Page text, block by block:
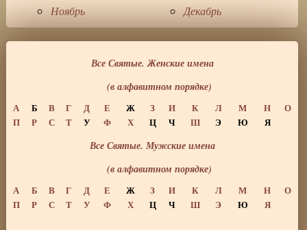
Ноябрь Декабрь
Все Святые. Женские имена
(в алфавитном порядке)
А Б В Г Д Е Ж З И К Л М Н
О
П
Р С Т У Ф Х Ц Ч Ш Э Ю Я
Все Святые. Мужские имена
(в алфавитном порядке)
А Б В Г Д Е Ж З И К Л М Н
О
П
Р С Т У Ф Х Ц Ч Ш Э Ю Я